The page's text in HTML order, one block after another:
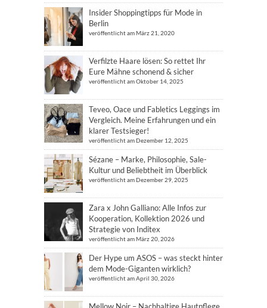
Insider Shoppingtipps für Mode in
Berlin
veröffentlicht am März 21, 2020
Verfilzte Haare lösen: So rettet Ihr
Eure Mähne schonend & sicher
veröffentlicht am Oktober 14, 2025
Teveo, Oace und Fabletics Leggings im
Vergleich. Meine Erfahrungen und ein
klarer Testsieger!
veröffentlicht am Dezember 12, 2025
Sézane – Marke, Philosophie, Sale-
Kultur und Beliebtheit im Überblick
veröffentlicht am Dezember 29, 2025
Zara x John Galliano: Alle Infos zur
Kooperation, Kollektion 2026 und
Strategie von Inditex
veröffentlicht am März 20, 2026
Der Hype um ASOS – was steckt hinter
dem Mode-Giganten wirklich?
veröffentlicht am April 30, 2026
Mellow Noir – Nachhaltige Hautpflege